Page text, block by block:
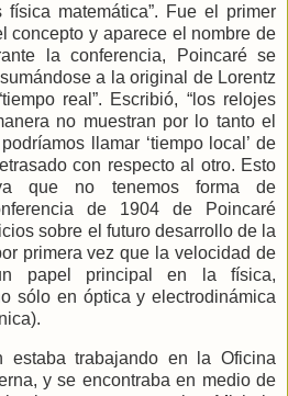
matemática”. Fue el primer
concepto y aparece el nombre de
la conferencia, Poincaré se
a la original de Lorentz
real”. Escribió, “los relojes
no muestran por lo tanto el
llamar ‘tiempo local’ de
con respecto al otro. Esto
que no tenemos forma de
de 1904 de Poincaré
sobre el futuro desarrollo de la
primera vez que la velocidad de
papel principal en la física,
sólo en óptica y electrodinámica
estaba trabajando en
la Oficina
y se encontraba en medio de